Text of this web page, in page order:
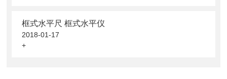
框式水平尺 框式水平仪
2018-01-17
+